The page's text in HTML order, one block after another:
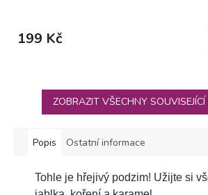
199 Kč
ZOBRAZIT VŠECHNY
Popis Ostatní informace
Tohle je hřejivý podzim! Užijte si